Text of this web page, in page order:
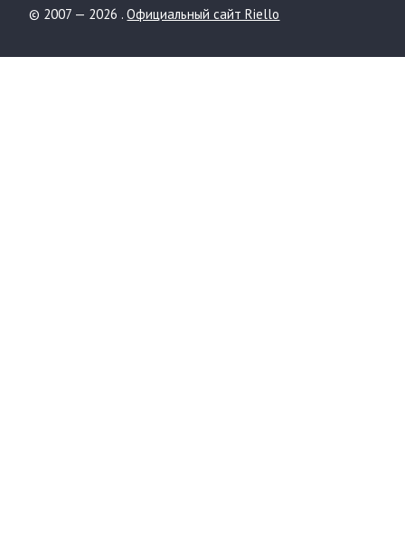
© 2007 — 2026 .Официальный сайт Riello